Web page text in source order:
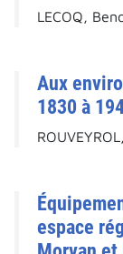
LECOQ,
Aux
1830 à
espace